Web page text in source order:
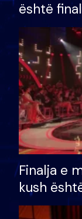
është
Finalja e
kush
shtëpinë